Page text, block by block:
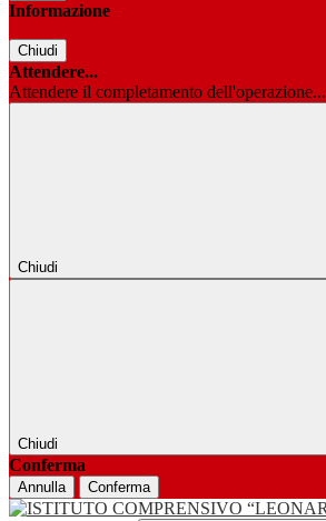
Informazione
Chiudi
Attendere...
Attendere il completamento dell'operazione...
Chiudi
Chiudi
Conferma
Annulla Conferma